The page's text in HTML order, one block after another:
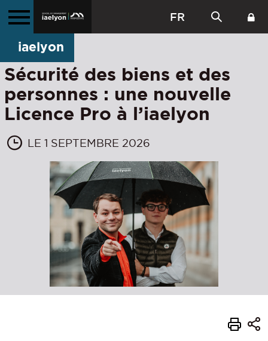
FR
iaelyon
Sécurité des biens et des
personnes : une nouvelle
Licence Pro à l’iaelyon
LE 1 SEPTEMBRE 2026